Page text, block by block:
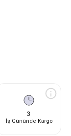
3
İş Gününde Kargo